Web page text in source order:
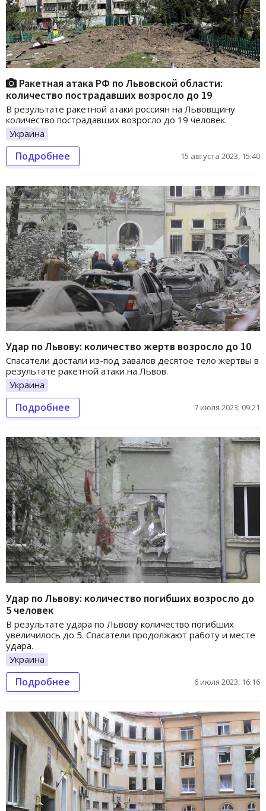
Ракетная атака РФ по Львовской области:
количество пострадавших возросло до 19
В результате ракетной атаки россиян на Львовщину
количество пострадавших возросло до 19 человек.
Украина
Подробнее 15 августа 2023, 15:40
Удар по Львову: количество жертв возросло до 10
Спасатели достали из-под завалов десятое тело жертвы в
результате ракетной атаки на Львов.
Украина
Подробнее 7 июля 2023, 09:21
Удар по Львову: количество погибших возросло до
5 человек
В результате удара по Львову количество погибших
увеличилось до 5. Спасатели продолжают работу и месте
удара.
Украина
Подробнее 6 июля 2023, 16:16